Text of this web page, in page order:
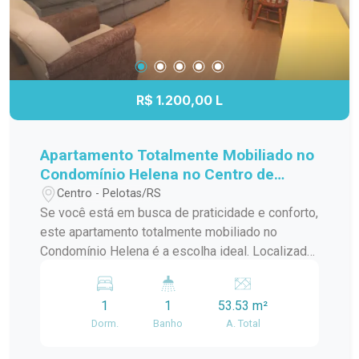
Montreal!
R$ 1.200,00 L
Apartamento Totalmente Mobiliado no
Condomínio Helena no Centro de
Pelotas
Centro - Pelotas/RS
Se você está em busca de praticidade e conforto,
este apartamento totalmente mobiliado no
Condomínio Helena é a escolha ideal. Localizado
transporte de apoio da UFPel, este imóvel
oferece uma combinação perfeita de
conveniência e comodidade. Descrição dos
1
Dorm.
1
Banho
53.53 m²
A. Total